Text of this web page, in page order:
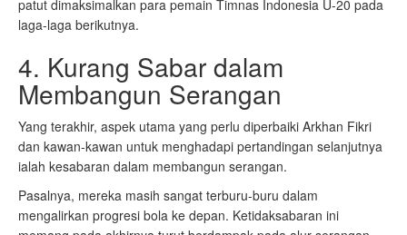
patut dimaksimalkan para pemain Timnas Indonesia U-20 pada
laga-laga berikutnya.
4. Kurang Sabar dalam
Membangun Serangan
Yang terakhir, aspek utama yang perlu diperbaiki Arkhan Fikri
dan kawan-kawan untuk menghadapi pertandingan selanjutnya
ialah kesabaran dalam membangun serangan.
Pasalnya, mereka masih sangat terburu-buru dalam
mengalirkan progresi bola ke depan. Ketidaksabaran ini